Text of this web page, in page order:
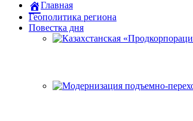
Главная
Геополитика региона
Повестка дня